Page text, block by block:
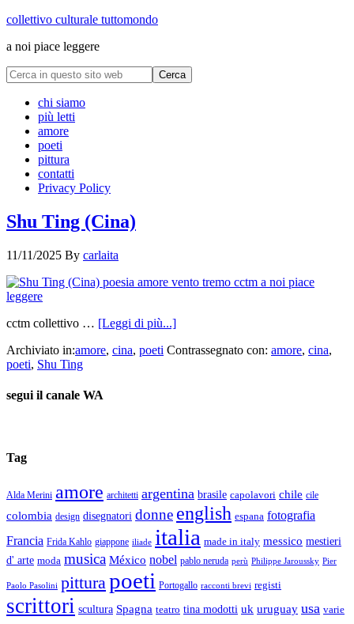
collettivo culturale tuttomondo
a noi piace leggere
chi siamo
più letti
amore
poeti
pittura
contatti
Privacy Policy
Shu Ting (Cina)
11/11/2025 By carlaita
cctm collettivo … [Leggi di più...]
Archiviato in:amore, cina, poeti Contrassegnato con: amore, cina,
poeti, Shu Ting
segui il canale WA
Tag
Alda Merini amore architetti argentina brasile capolavori chile cile
colombia design disegnatori donne english espana fotografia
Francia Frida Kahlo giappone iliade italia made in italy messico mestieri
d' arte moda musica México nobel pablo neruda perù Philippe Jaroussky Pier
Paolo Pasolini pitturapoeti Portogallo racconti brevi registi
scrittori scultura Spagna teatro tina modotti uk uruguay usa varie